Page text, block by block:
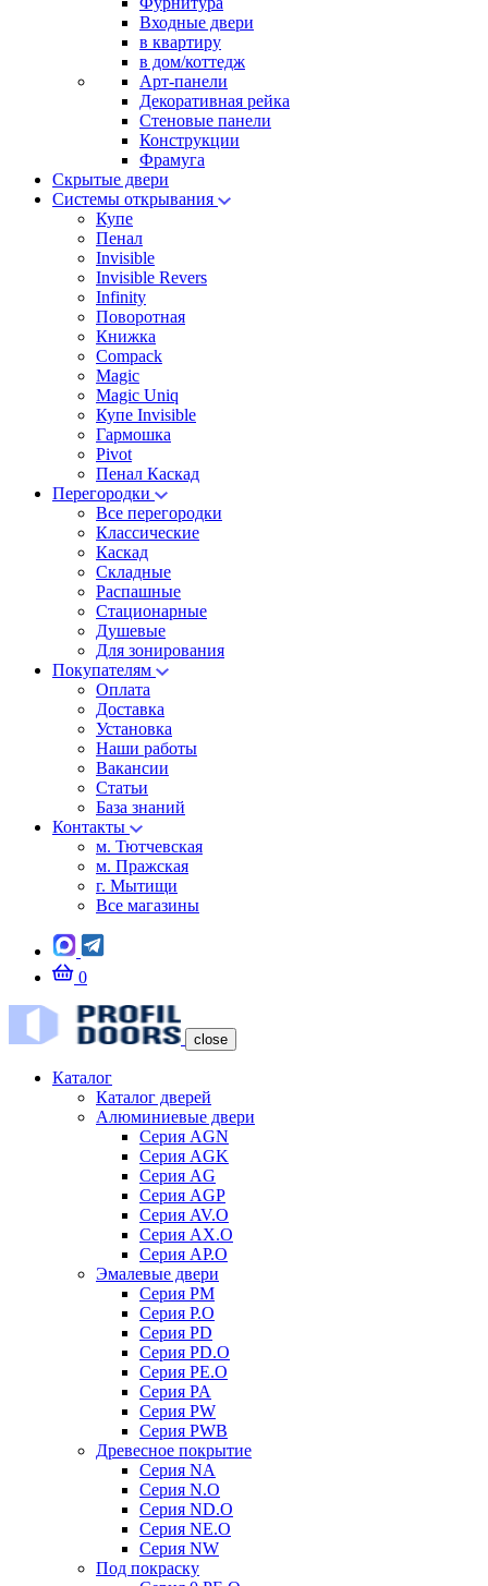
Входные двери
в квартиру
в дом/коттедж
Арт-панели
Декоративная рейка
Стеновые панели
Конструкции
Фрамуга
Скрытые двери
Системы открывания
Купе
Пенал
Invisible
Invisible Revers
Infinity
Поворотная
Книжка
Compack
Magic
Magic Uniq
Купе Invisible
Гармошка
Pivot
Пенал Каскад
Перегородки
Все перегородки
Классические
Каскад
Складные
Распашные
Стационарные
Душевые
Для зонирования
Покупателям
Оплата
Доставка
Установка
Наши работы
Вакансии
Статьи
База знаний
Контакты
м. Тютчевская
м. Пражская
г. Мытищи
Все магазины
0
close
Каталог
Каталог дверей
Алюминиевые двери
Серия AGN
Серия AGK
Серия AG
Серия AGP
Серия AV.O
Серия AX.O
Серия AP.O
Эмалевые двери
Серия PM
Серия P.O
Серия PD
Серия PD.O
Серия PE.O
Серия PA
Серия PW
Серия PWB
Древесное покрытие
Серия NA
Серия N.O
Серия ND.O
Серия NE.O
Серия NW
Под покраску